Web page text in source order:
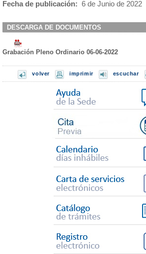
Fecha de publicación: 6 de Junio de 2022
DESCARGA DE DOCUMENTOS
Grabación Pleno Ordinario 06-06-2022
volver imprimir escuchar